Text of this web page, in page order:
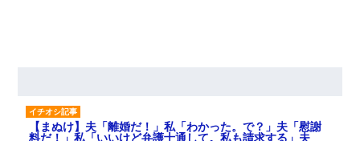
【まぬけ】夫「離婚だ！」私「わかった。で？」夫「慰謝
料だ！」私「いいけど弁護士通して。私も請求する」夫